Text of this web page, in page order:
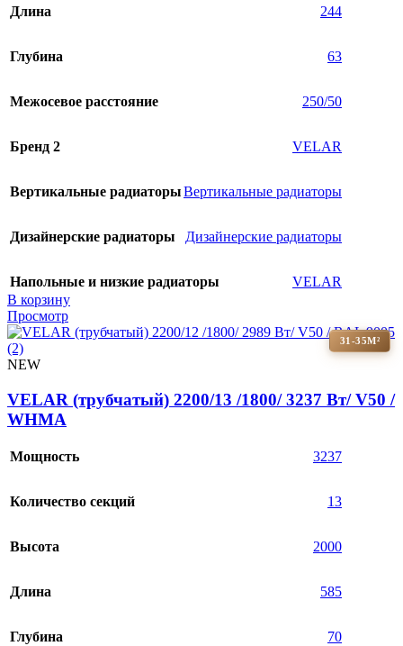
Длина 244
Глубина 63
Межосевое расстояние 250/50
Бренд 2 VELAR
Вертикальные радиаторыВертикальные радиаторы
Дизайнерские радиаторы Дизайнерские радиаторы
Напольные и низкие радиаторы
VELAR
В корзину
Просмотр
31-35М²
NEW
VELAR (трубчатый) 2200/13 /1800/ 3237 Bт/ V50 /
WHMA
Мощность 3237
Количество секций 13
Высота 2000
Длина 585
Глубина 70